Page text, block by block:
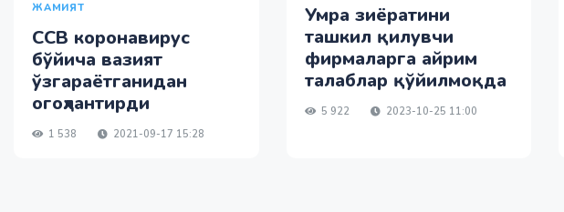
ЖАМИЯТ
ССВ коронавирус
бўйича вазият
ўзгараётганидан
огоҳлантирди
1 538 2021-09-17 15:28
Умра зиёратини
ташкил қилувчи
фирмаларга айрим
талаблар қўйилмоқда
5 922 2023-10-25 11:00